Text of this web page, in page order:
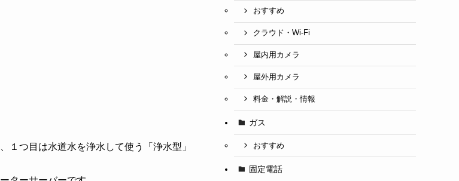
１つ目は水道水を浄水して使う「浄水型」
おすすめ
クラウド・Wi-Fi
屋内用カメラ
屋外用カメラ
料金・解説・情報
ガス
おすすめ
固定電話